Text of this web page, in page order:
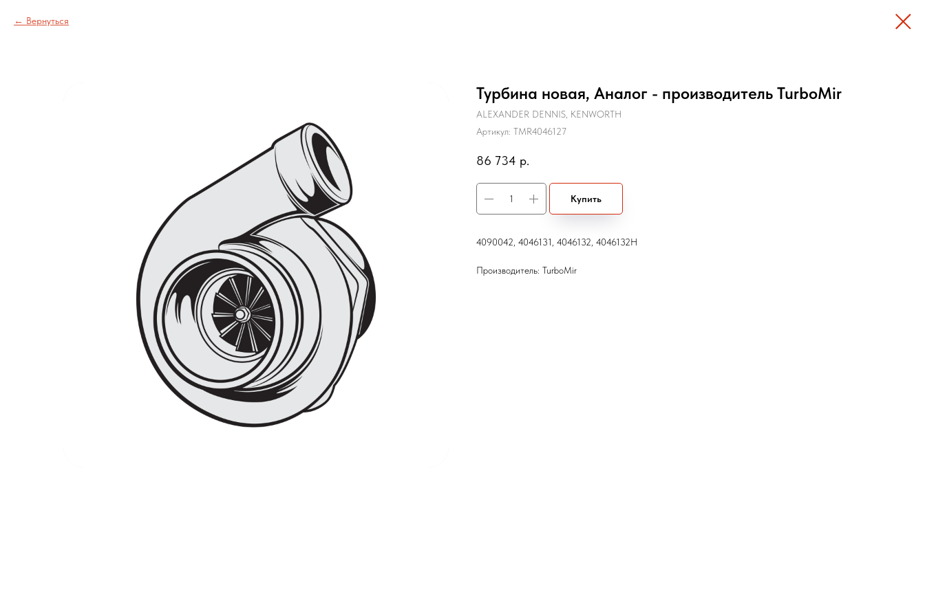
Вернуться
Турбина новая, Аналог - производитель TurboMir
ALEXANDER DENNIS, KENWORTH
Артикул: TMR4046127
86 734 р.
Купить
4090042, 4046131, 4046132, 4046132H
Производитель: TurboMir